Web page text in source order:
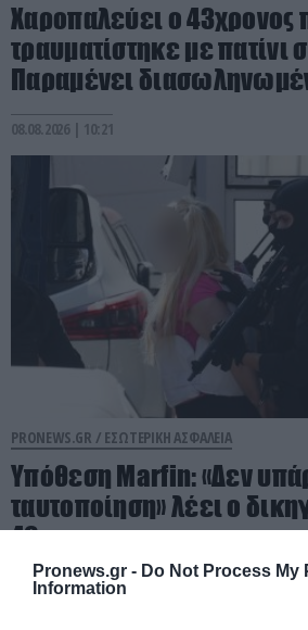
Pronews.gr - Do Not Process My
Information
Χαροπαλεύει ο 43χρονος
τραυματίστηκε με πατίνι
Παραμένει
08.08.2026 | 10:21
PRONEWS.GR / ΕΣΩΤΕΡΙΚΗ ΑΣΦΑΛΕΙΑ
Υπόθεση Marfin: «Δεν
ταυτοποίηση» λέει ο
46χρονης
08.08.2026 | 09:01